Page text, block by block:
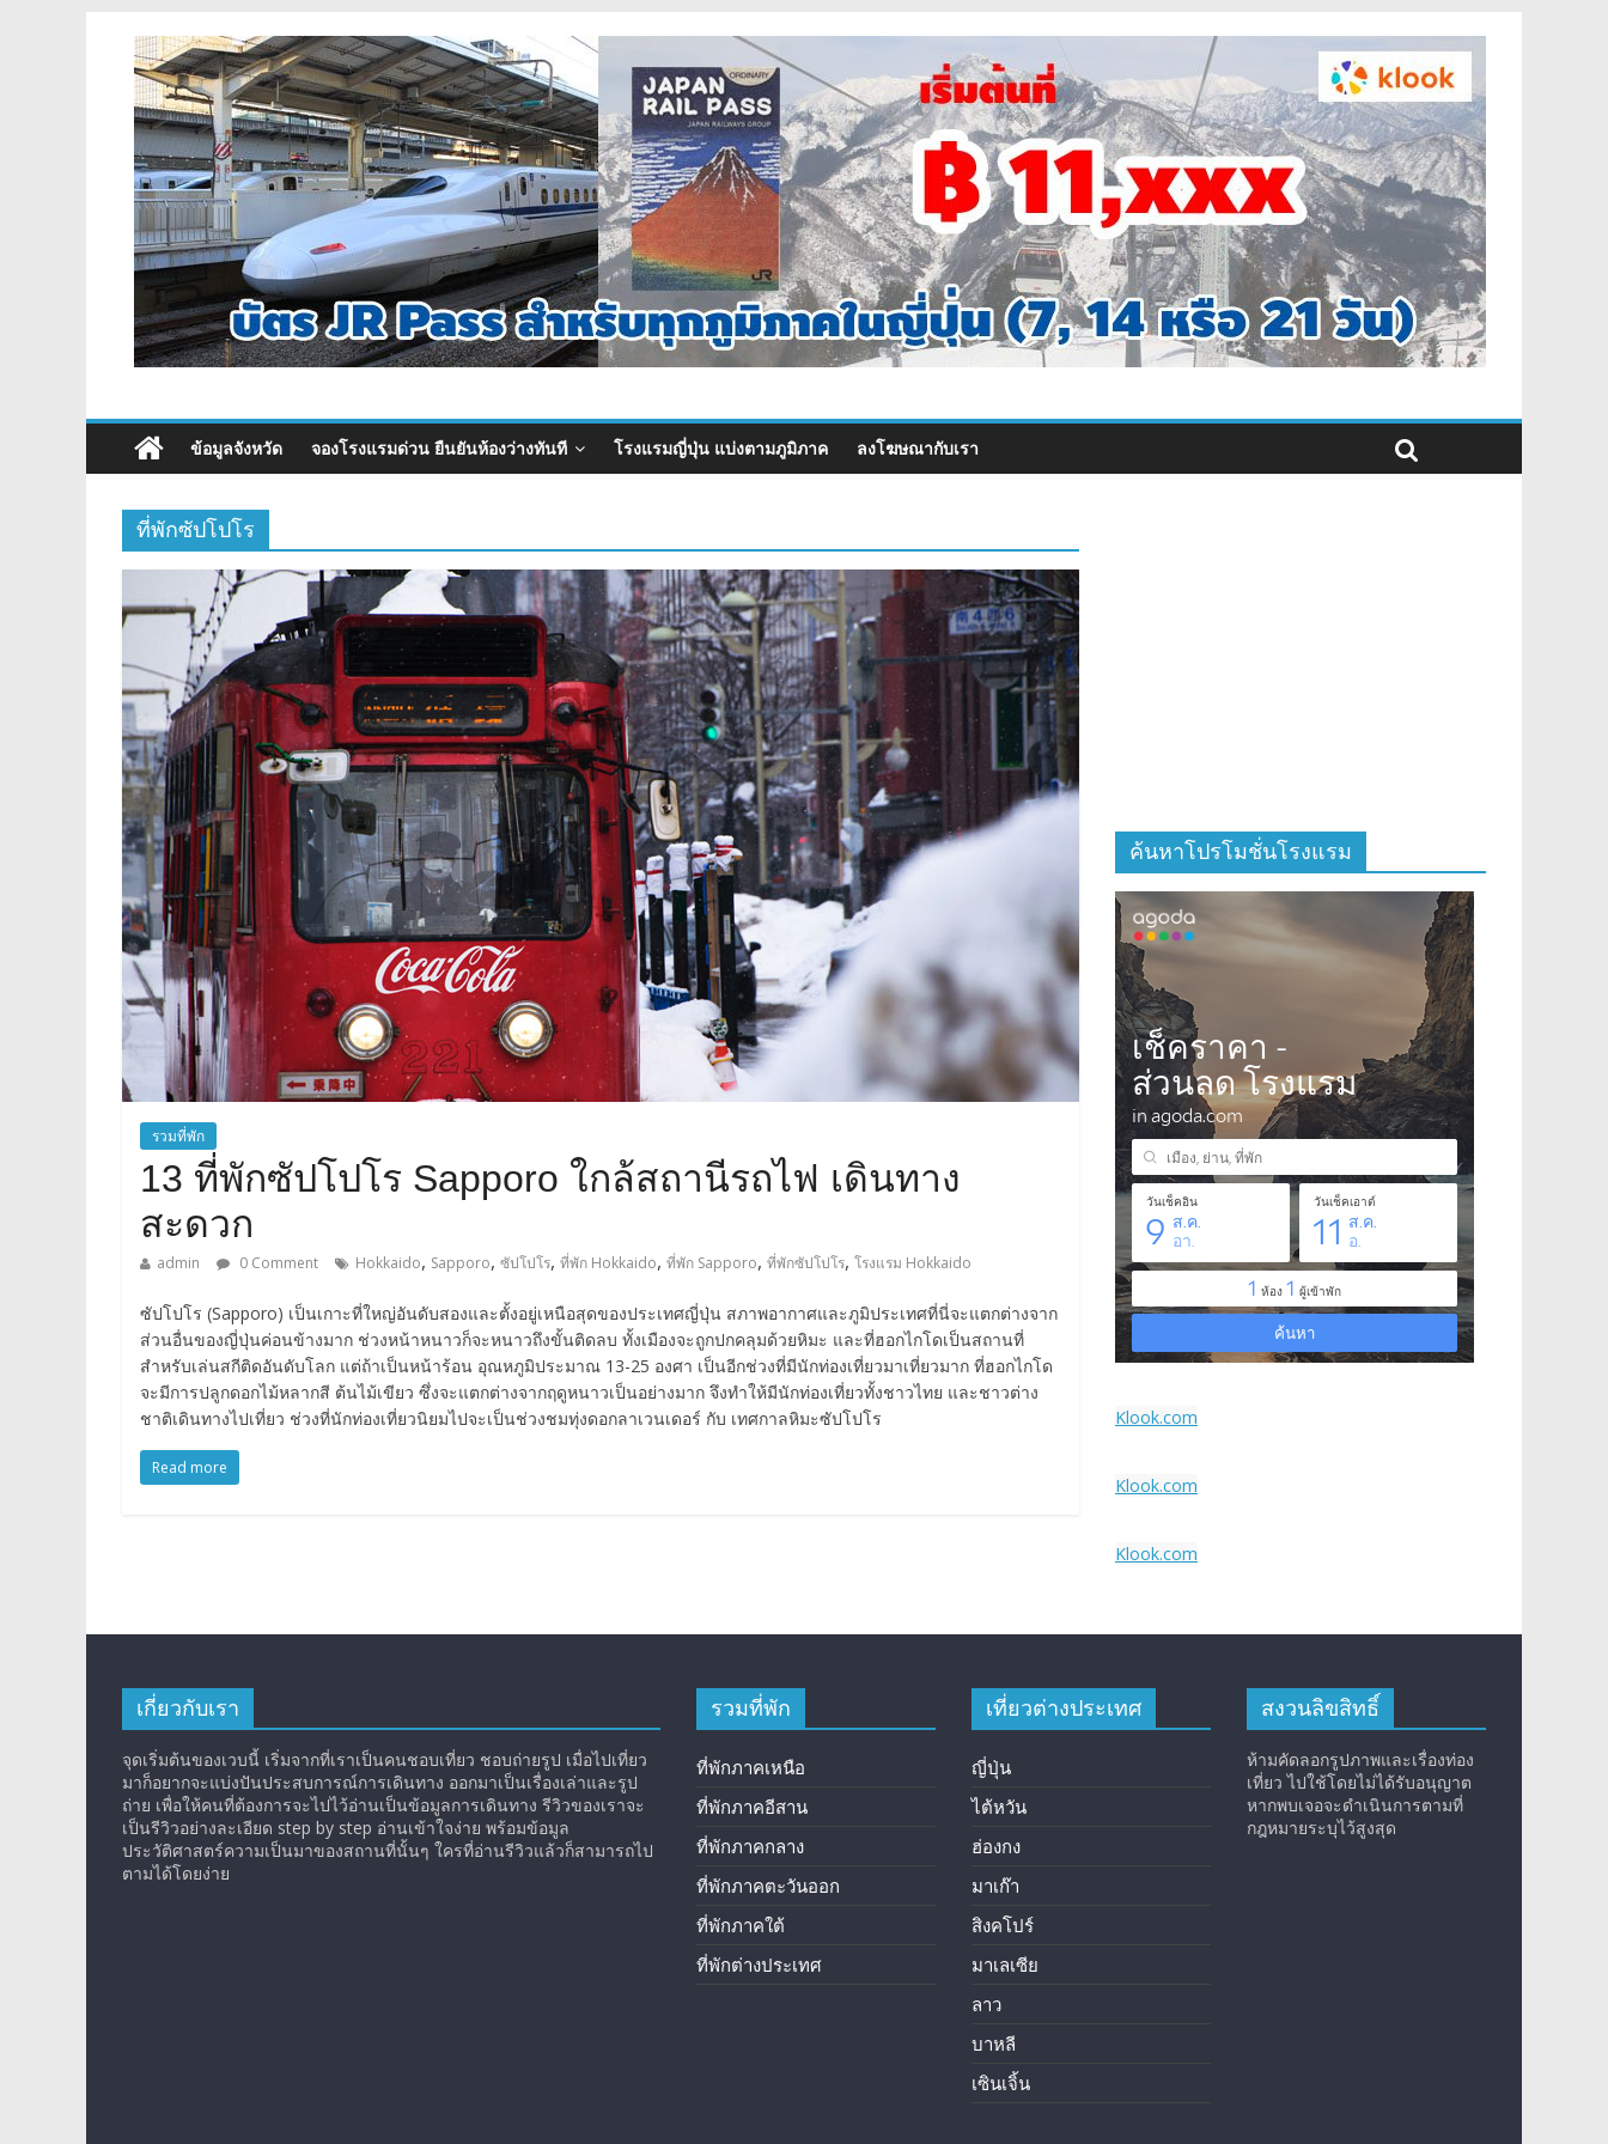
ข้อมูลจังหวัด จองโรงแรมด่วน ยืนยันห้องว่างทันที โรงแรมญี่ปุ่น แบ่งตามภูมิภาค ลงโฆษณากับเรา
ที่พักซัปโปโร
รวมที่พัก
13 ที่พักซัปโปโร Sapporo ใกล้สถานีรถไฟ เดินทาง
สะดวก
admin 0 Comment Hokkaido, Sapporo, ซัปโปโร, ที่พัก Hokkaido, ที่พัก Sapporo, ที่พักซัปโปโร, โรงแรม Hokkaido
ซัปโปโร (Sapporo) เป็นเกาะที่ใหญ่อันดับสองและตั้งอยู่เหนือสุดของประเทศญี่ปุ่น สภาพอากาศและภูมิประเทศที่นี่จะแตกต่างจาก
ส่วนอื่นของญี่ปุ่นค่อนข้างมาก ช่วงหน้าหนาวก็จะหนาวถึงขั้นติดลบ ทั้งเมืองจะถูกปกคลุมด้วยหิมะ และที่ฮอกไกโดเป็นสถานที่
สำหรับเล่นสกีติดอันดับโลก แต่ถ้าเป็นหน้าร้อน อุณหภูมิประมาณ 13-25 องศา เป็นอีกช่วงที่มีนักท่องเที่ยวมาเที่ยวมาก ที่ฮอกไกโด
จะมีการปลูกดอกไม้หลากสี ต้นไม้เขียว ซึ่งจะแตกต่างจากฤดูหนาวเป็นอย่างมาก จึงทำให้มีนักท่องเที่ยวทั้งชาวไทย และชาวต่าง
ชาติเดินทางไปเที่ยว ช่วงที่นักท่องเที่ยวนิยมไปจะเป็นช่วงชมทุ่งดอกลาเวนเดอร์ กับ เทศกาลหิมะซัปโปโร
Read more
ค้นหาโปรโมชั่นโรงแรม
Klook.com
Klook.com
Klook.com
เกี่ยวกับเรา
จุดเริ่มต้นของเวบนี้ เริ่มจากที่เราเป็นคนชอบเที่ยว ชอบถ่ายรูป เมื่อไปเที่ยว
มาก็อยากจะแบ่งปันประสบการณ์การเดินทาง ออกมาเป็นเรื่องเล่าและรูป
ถ่าย เพื่อให้คนที่ต้องการจะไปไว้อ่านเป็นข้อมูลการเดินทาง รีวิวของเราจะ
เป็นรีวิวอย่างละเอียด step by step อ่านเข้าใจง่าย พร้อมข้อมูล
ประวัติศาสตร์ความเป็นมาของสถานที่นั้นๆ ใครที่อ่านรีวิวแล้วก็สามารถไป
ตามได้โดยง่าย
รวมที่พัก
ที่พักภาคเหนือ
ที่พักภาคอีสาน
ที่พักภาคกลาง
ที่พักภาคตะวันออก
ที่พักภาคใต้
ที่พักต่างประเทศ
เที่ยวต่างประเทศ
ญี่ปุ่น
ไต้หวัน
ฮ่องกง
มาเก๊า
สิงคโปร์
มาเลเซีย
ลาว
บาหลี
เซินเจิ้น
สงวนลิขสิทธิ์
ห้ามคัดลอกรูปภาพและเรื่องท่อง
เที่ยว ไปใช้โดยไม่ได้รับอนุญาต
หากพบเจอจะดำเนินการตามที่
กฎหมายระบุไว้สูงสุด